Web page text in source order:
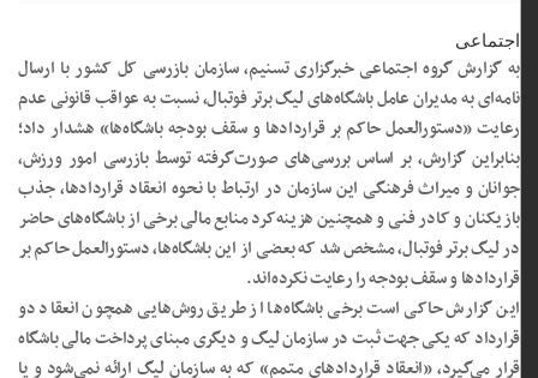
اجتماعی
به گزارش گروه اجتماعی خبرگزاری تسنیم، سازمان بازرسی کل کشور با ارسال
نامه‌ای به مدیران عامل باشگاه‌های لیگ برتر فوتبال، نسبت به عواقب قانونی عدم
رعایت «دستورالعمل حاکم بر قرارداد‌ها و سقف بودجه باشگاه‌ها» هشدار داد؛
بنابراین گزارش، بر اساس بررسی‌های صورت‌گرفته توسط بازرسی امور ورزش،
جوانان و میراث فرهنگی این سازمان در ارتباط با نحوه انعقاد قراردادها، جذب
بازیکنان و کادر فنی و همچنین هزینه‌کرد منابع مالی برخی از باشگاه‌های حاضر
در لیگ برتر فوتبال، مشخص شد که بعضی از این باشگاه‌ها، دستورالعمل حاکم بر
قرارداد‌ها و سقف بودجه را رعایت نکرده‌اند.
این گزارش حاکی است برخی باشگاه‌ها از طریق روش‌هایی همچون انعقاد دو
قرارداد که یکی جهت ثبت در سازمان لیگ و دیگری مبنای پرداخت مالی باشگاه
قرار می‌گیرد، «انعقاد قرارداد‌های متمم» که به سازمان لیگ ارائه نمی‌شود و یا